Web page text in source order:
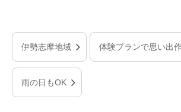
伊勢志摩地域 体験プランで思い出
雨の日もOK